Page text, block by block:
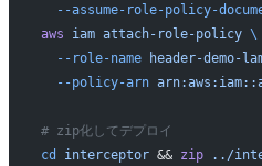
--assume-role-policy-
aws iam attach-role-policy \
  --role-name
header-demo-
  --policy-arn
# zip化してデプロイ
cd
interceptor && zip ../